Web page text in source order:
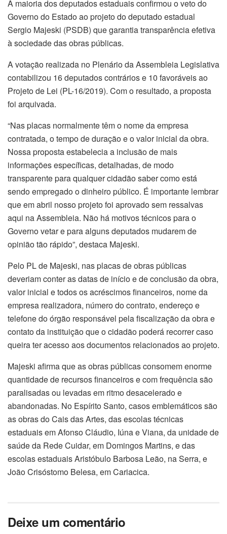
A maioria dos deputados estaduais confirmou o veto do
Governo do Estado ao projeto do deputado estadual
Sergio Majeski (PSDB) que garantia transparência efetiva
à sociedade das obras públicas.
A votação realizada no Plenário da Assembleia Legislativa
contabilizou 16 deputados contrários e 10 favoráveis ao
Projeto de Lei (PL-16/2019). Com o resultado, a proposta
foi arquivada.
“Nas placas normalmente têm o nome da empresa
contratada, o tempo de duração e o valor inicial da obra.
Nossa proposta estabelecia a inclusão de mais
informações específicas, detalhadas, de modo
transparente para qualquer cidadão saber como está
sendo empregado o dinheiro público. É importante lembrar
que em abril nosso projeto foi aprovado sem ressalvas
aqui na Assembleia. Não há motivos técnicos para o
Governo vetar e para alguns deputados mudarem de
opinião tão rápido”, destaca Majeski.
Pelo PL de Majeski, nas placas de obras públicas
deveriam conter as datas de início e de conclusão da obra,
valor inicial e todos os acréscimos financeiros, nome da
empresa realizadora, número do contrato, endereço e
telefone do órgão responsável pela fiscalização da obra e
contato da instituição que o cidadão poderá recorrer caso
queira ter acesso aos documentos relacionados ao projeto.
Majeski afirma que as obras públicas consomem enorme
quantidade de recursos financeiros e com frequência são
paralisadas ou levadas em ritmo desacelerado e
abandonadas. No Espírito Santo, casos emblemáticos são
as obras do Cais das Artes, das escolas técnicas
estaduais em Afonso Cláudio, Iúna e Viana, da unidade de
saúde da Rede Cuidar, em Domingos Martins, e das
escolas estaduais Aristóbulo Barbosa Leão, na Serra, e
João Crisóstomo Belesa, em Cariacica.
Deixe um comentário